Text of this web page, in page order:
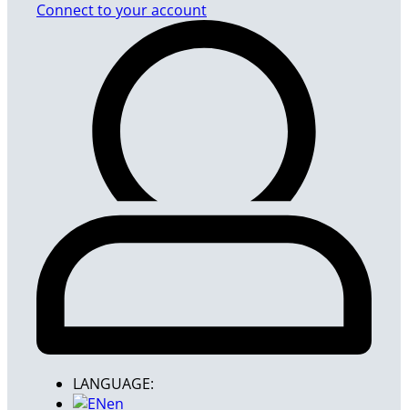
Connect to your account
LANGUAGE:
en